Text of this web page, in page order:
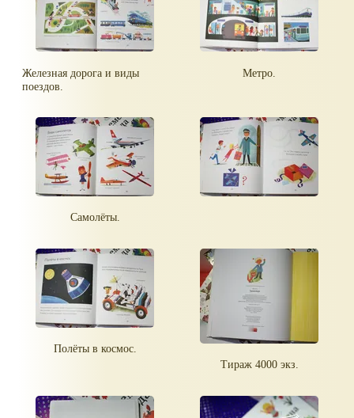
Железная дорога и виды
поездов.
Метро.
Самолёты.
Полёты в космос.
Тираж 4000 экз.